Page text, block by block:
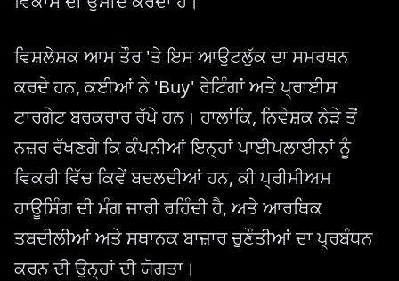
ਵਿਸ਼ਲੇਸ਼ਕ ਆਮ ਤੌਰ 'ਤੇ ਇਸ ਆਉਟਲੁੱਕ ਦਾ ਸਮਰਥਨ
ਕਰਦੇ ਹਨ, ਕਈਆਂ ਨੇ 'Buy' ਰੇਟਿੰਗਾਂ ਅਤੇ ਪ੍ਰਾਈਸ
ਟਾਰਗੇਟ ਬਰਕਰਾਰ ਰੱਖੇ ਹਨ। ਹਾਲਾਂਕਿ, ਨਿਵੇਸ਼ਕ ਨੇੜੇ ਤੋਂ
ਨਜ਼ਰ ਰੱਖਣਗੇ ਕਿ ਕੰਪਨੀਆਂ ਇਨ੍ਹਾਂ ਪਾਈਪਲਾਈਨਾਂ ਨੂੰ
ਵਿਕਰੀ ਵਿੱਚ ਕਿਵੇਂ ਬਦਲਦੀਆਂ ਹਨ, ਕੀ ਪ੍ਰੀਮੀਅਮ
ਹਾਊਸਿੰਗ ਦੀ ਮੰਗ ਜਾਰੀ ਰਹਿੰਦੀ ਹੈ, ਅਤੇ ਆਰਥਿਕ
ਤਬਦੀਲੀਆਂ ਅਤੇ ਸਥਾਨਕ ਬਾਜ਼ਾਰ ਚੁਣੌਤੀਆਂ ਦਾ ਪ੍ਰਬੰਧਨ
ਕਰਨ ਦੀ ਉਨ੍ਹਾਂ ਦੀ ਯੋਗਤਾ।